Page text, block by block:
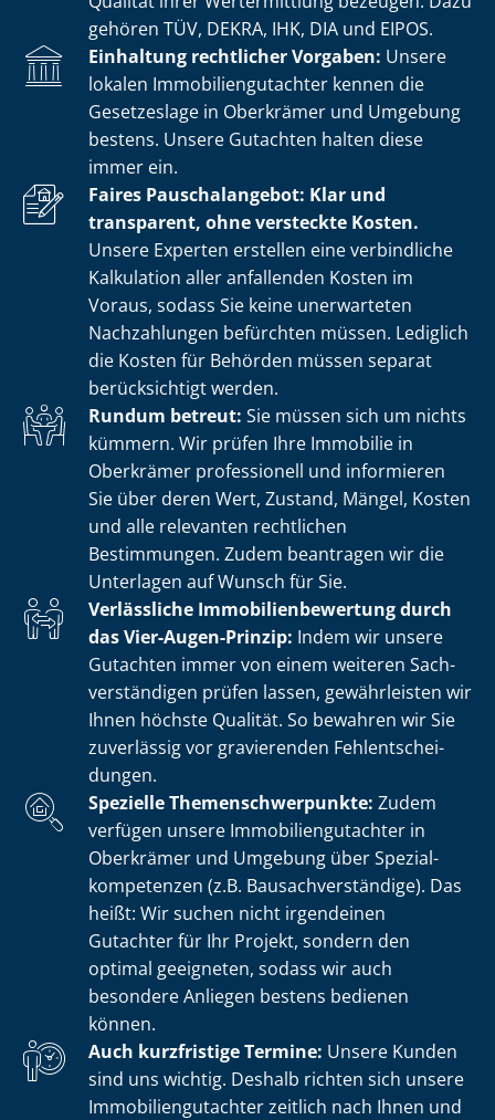
gehören TÜV, DEKRA, IHK, DIA und EIPOS.
Einhaltung rechtlicher Vorgaben: Unsere
lokalen Im­mo­bi­li­en­gut­ach­ter kennen die
Gesetzeslage in Oberkrämer und Umgebung
bestens. Unsere Gutachten halten diese
immer ein.
Faires Pauschalangebot: Klar und
transparent, ohne versteckte Kosten.
Unsere Experten erstellen eine verbindliche
Kalkulation aller anfallenden Kosten im
Voraus, sodass Sie keine unerwarteten
Nachzahlungen befürchten müssen. Lediglich
die Kosten für Behörden müssen separat
berücksichtigt werden.
Rundum betreut: Sie müssen sich um nichts
kümmern. Wir prüfen Ihre Immobilie in
Oberkrämer professionell und informieren
Sie über deren Wert, Zustand, Mängel, Kosten
und alle relevanten rechtlichen
Bestimmungen. Zudem beantragen wir die
Unterlagen auf Wunsch für Sie.
Verlässliche Im­mo­bi­li­en­be­wer­tung durch
das Vier-Augen-Prinzip: Indem wir unsere
Gutachten immer von einem weiteren Sach­
ver­stän­di­gen prüfen lassen, gewährleisten wir
Ihnen höchste Qualität. So bewahren wir Sie
zuverlässig vor gravierenden Fehl­ent­schei­
dun­gen.
Spezielle The­men­schwer­punk­te: Zudem
verfügen unsere Im­mo­bi­li­en­gut­ach­ter in
Oberkrämer und Umgebung über Spe­zi­al­
kom­pe­ten­zen (z.B. Bau­sach­ver­stän­di­ge). Das
heißt: Wir suchen nicht irgendeinen
Gutachter für Ihr Projekt, sondern den
optimal geeigneten, sodass wir auch
besondere Anliegen bestens bedienen
können.
Auch kurzfristige Termine: Unsere Kunden
sind uns wichtig. Deshalb richten sich unsere
Im­mo­bi­li­en­gut­ach­ter zeitlich nach Ihnen und